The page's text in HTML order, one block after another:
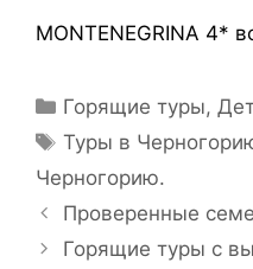
MONTENEGRINA 4*
Горящие туры,
Туры в
Черногорию.
Проверенные
Горящие туры с